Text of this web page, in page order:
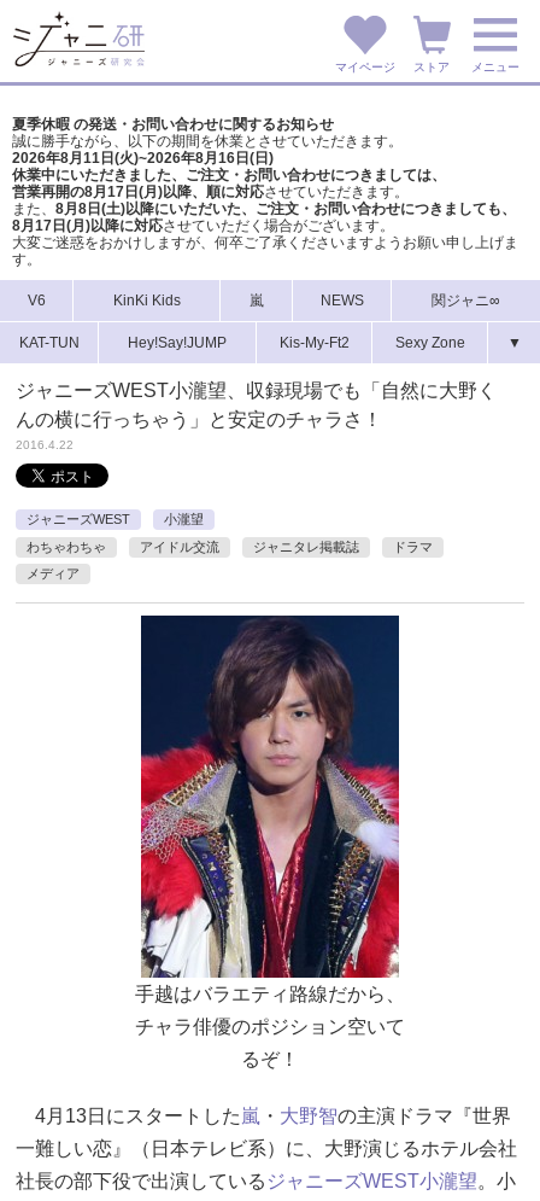
マイページ ストア メニュー
夏季休暇 の発送・お問い合わせに関するお知らせ
誠に勝手ながら、以下の期間を休業とさせていただきます。
2026年8月11日(火)~2026年8月16日(日)
休業中にいただきました、ご注文・お問い合わせにつきましては、
営業再開の8月17日(月)以降、順に対応させていただきます。
また、 8月8日(土)以降にいただいた、ご注文・ お問い合わせにつきましても、
8月17日(月)以降に対応させていただく場合がございます。
大変ご迷惑をおかけしますが、 何卒ご了承くださいますようお願い申し上げま
す。
V6 KinKi Kids 嵐 NEWS 関ジャニ∞
KAT-TUN Hey!Say!JUMP Kis-My-Ft2 Sexy Zone ▼
ジャニーズWEST小瀧望、収録現場でも「自然に大野く
んの横に行っちゃう」と安定のチャラさ！
2016.4.22
ジャニーズWEST
小瀧望
わちゃわちゃ
アイドル交流 ジャニタレ掲載誌
ドラマ
メディア
手越はバラエティ路線だから、
チャラ俳優のポジション空いて
るぞ！
4月13日にスタートした 嵐 ・ 大野智の主演ドラマ『世界
一難しい恋』（日本テレビ系）に、大野演じるホテル会社
社長の部下役で出演している ジャニーズWEST小瀧望。小